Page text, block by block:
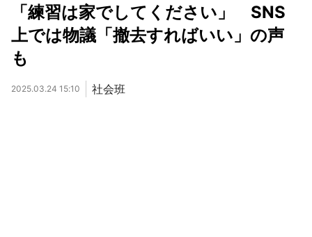
「練習は家でしてください」 SNS
上では物議「撤去すればいい」の声
も
2025.03.24 15:10 社会班